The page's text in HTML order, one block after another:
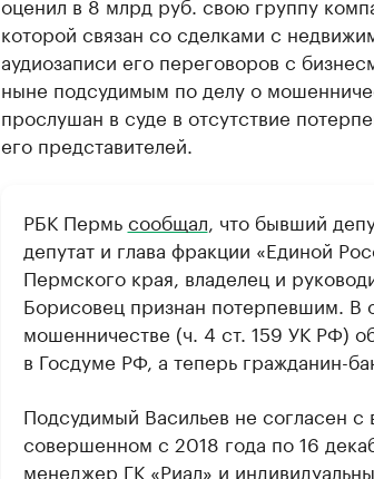
которой связан со сделками с
аудиозаписи его переговоров с
ныне подсудимым по делу о
прослушан в суде в отсутствие
его представителей.
РБК Пермьсообщал , что бывший
депутат и глава фракции «Единой
Пермского края, владелец и
Борисовец признан потерпевшим. В
мошенничестве (ч. 4 ст. 159 УК РФ)
в Госдуме РФ, а теперь гражданин-
Подсудимый Васильев не согласен
совершенном с 2018 года по 16
менеджер ГК «Риал» и